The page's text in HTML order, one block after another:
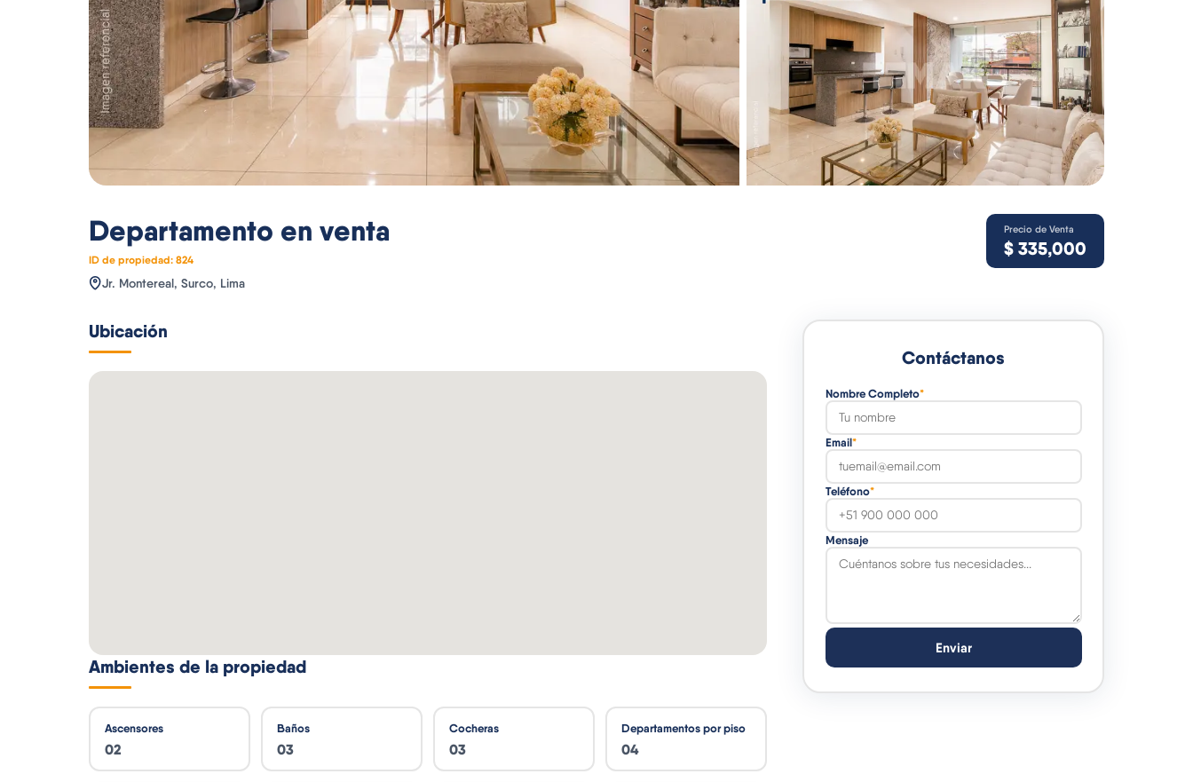
Departamento en venta
ID de propiedad: 824
Jr. Montereal, Surco, Lima
Precio de Venta
$ 335,000
Ubicación
Ambientes de la propiedad
Ascensores
02
Baños
03
Cocheras
03
Departamentos por piso
04
Contáctanos
Nombre Completo*
Email*
Teléfono*
Mensaje
Enviar